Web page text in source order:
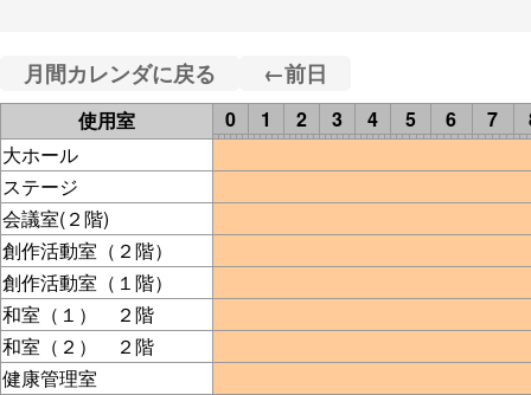
月間カレンダに戻る ←前日
使用室 0 1 2 3 4 5 6 7
大ホール
ステージ
会議室(２階)
創作活動室（２階）
創作活動室（１階）
和室（１） ２階
和室（２） ２階
健康管理室